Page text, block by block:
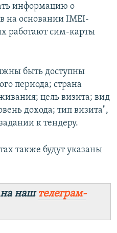
информацию о
на основании IMEI-
работают сим-карты
быть доступны
периода; страна
цель визита; вид
дохода; тип визита",
к тендеру.
также будут указаны
наштелеграм-